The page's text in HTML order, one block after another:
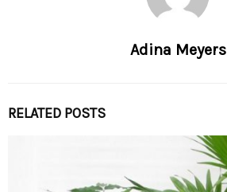
Adina Meyers
RELATED POSTS